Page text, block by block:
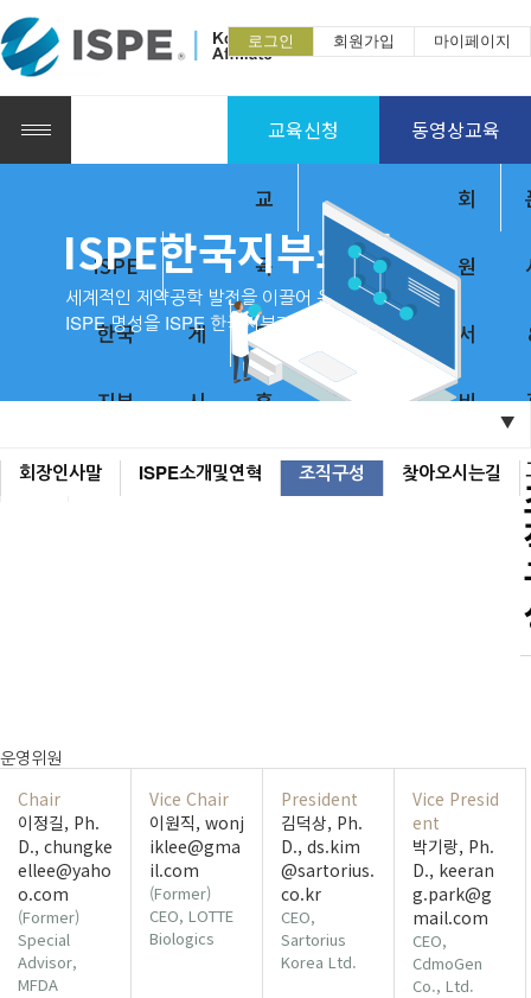
로그인 회원가입 마이페이지
홈
ISPE
한국
지부
소개
게
시
판
교
육
및
훈
련
포
럼
출
물
회
원
서
비
스
교육신청 동영상교육
ISPE한국지부소개
세계적인 제약공학 발전을 이끌어 온
ISPE 명성을 ISPE 한국지부가 이어갑니다.
▼
회장인사말 ISPE소개및연혁 조직구성 찾아오시는길
운영위원
Chair
이정길, Ph.
D., chungke
ellee@yaho
o.com
(Former)
Special
Advisor,
MFDA
Vice Chair
이원직, wonj
iklee@gma
il.com
(Former)
CEO, LOTTE
Biologics
President
김덕상, Ph.
D., ds.kim
@sartorius.
co.kr
CEO,
Sartorius
Korea Ltd.
Vice Presid
ent
박기랑, Ph.
D., keeran
g.park@g
mail.com
CEO,
CdmoGen
Co., Ltd.